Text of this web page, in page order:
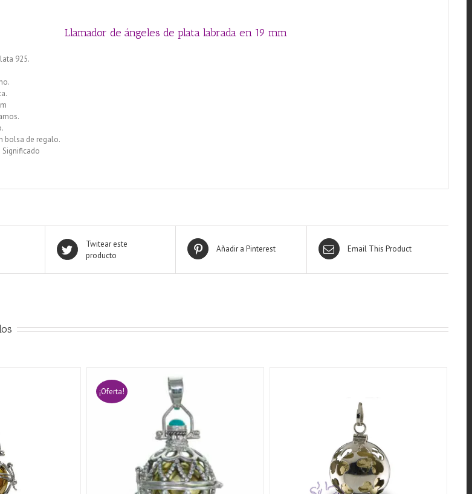
Llamador de ángeles de plata labrada en 19 mm
925.
bolsa de regalo.
Twitear este
producto
Añadir a Pinterest Email This Product
¡Oferta!
AÑADIR AL CARRITO / QUICK VIEW